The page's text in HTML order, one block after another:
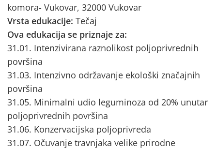
komora- Vukovar, 32000 Vukovar
Vrsta edukacije: Tečaj
Ova edukacija se priznaje za:
31.01. Intenzivirana raznolikost poljoprivrednih
površina
31.03. Intenzivno održavanje ekološki značajnih
površina
31.05. Minimalni udio leguminoza od 20% unutar
poljoprivrednih površina
31.06. Konzervacijska poljoprivreda
31.07. Očuvanje travnjaka velike prirodne